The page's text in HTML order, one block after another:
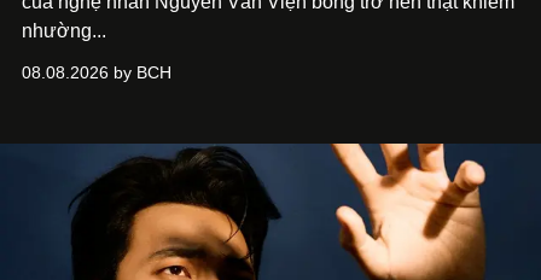
nhường...
08.08.2026 by BCH